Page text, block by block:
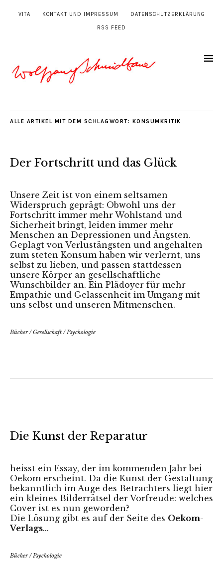
VITA KONTAKT UND IMPRESSUM DATENSCHUTZERKLÄRUNG
RSS FEED
ALLE ARTIKEL MIT DEM SCHLAGWORT: KONSUMKRITIK
Der Fortschritt und das Glück
Unsere Zeit ist von einem seltsamen
Widerspruch geprägt: Obwohl uns der
Fortschritt immer mehr Wohlstand und
Sicherheit bringt, leiden immer mehr
Menschen an Depressionen und Ängsten.
Geplagt von Verlustängsten und angehalten
zum steten Konsum haben wir verlernt, uns
selbst zu lieben, und passen stattdessen
unsere Körper an gesellschaftliche
Wunschbilder an. Ein Plädoyer für mehr
Empathie und Gelassenheit im Umgang mit
uns selbst und unseren Mitmenschen.
Bücher/Gesellschaft / Psychologie
Die Kunst der Reparatur
heisst ein Essay, der im kommenden Jahr bei
Oekom erscheint. Da die Kunst der Gestaltung
bekanntlich im Auge des Betrachters liegt hier
ein kleines Bilderrätsel der Vorfreude: welches
Cover ist es nun geworden?
Die Lösung gibt es auf der Seite des Oekom-
Verlags...
Bücher/ Psychologie